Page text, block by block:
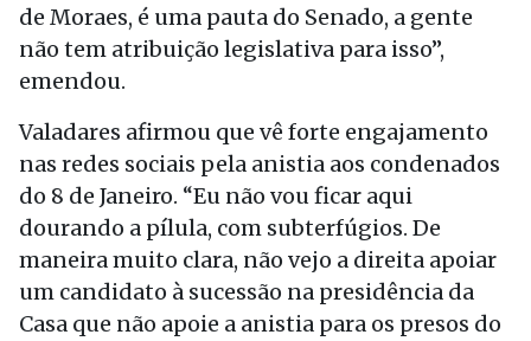
de Moraes, é uma pauta do Senado, a gente
não tem atribuição legislativa para isso”,
emendou.
Valadares afirmou que vê forte engajamento
nas redes sociais pela anistia aos condenados
do 8 de Janeiro. “Eu não vou ficar aqui
dourando a pílula, com subterfúgios. De
maneira muito clara, não vejo a direita apoiar
um candidato à sucessão na presidência da
Casa que não apoie a anistia para os presos do